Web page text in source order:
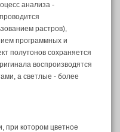
анализа -
растров),
программных и
полутонов сохраняется
воспроизводятся
а светлые - более
при котором цветное